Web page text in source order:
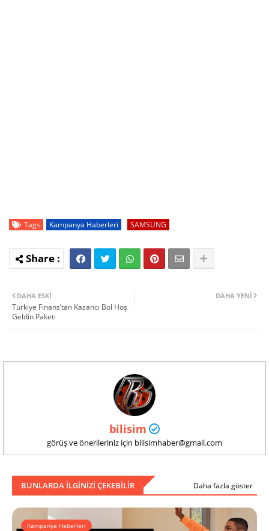
Tags Kampanya Haberleri SAMSUNG
DAHA YENI
DAHA ESKI
Türkiye Finans’tan Kazancı Bol Hoş
Geldin Paketi
bilisim
görüş ve önerileriniz için bilisimhaber@gmail.com
BUNLARDA ILGINIZI ÇEKEBILIR Daha fazla göster
Kampanya Haberleri